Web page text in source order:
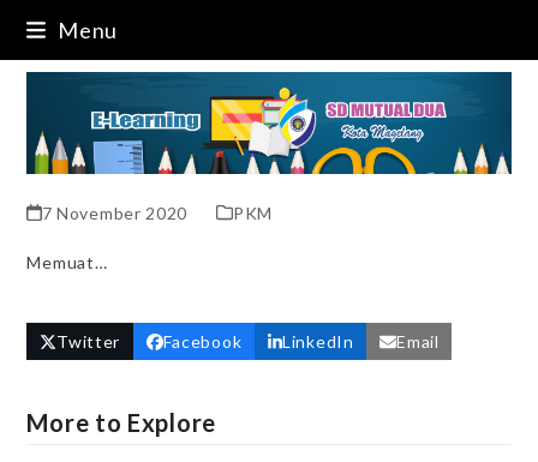
content
Menu
7 November 2020 PKM
Memuat…
Twitter Facebook LinkedIn Email
More to Explore